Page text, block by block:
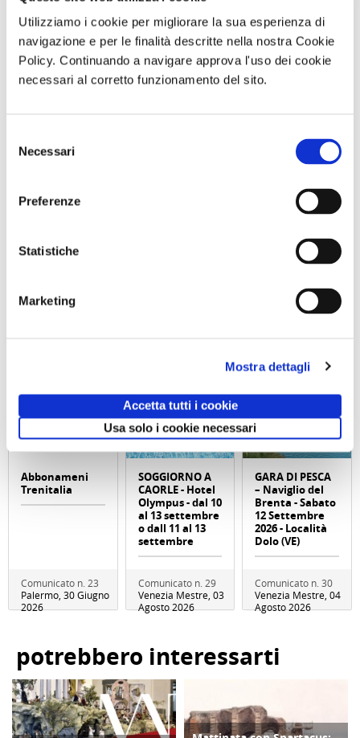
Utilizziamo i cookie per migliorare la sua esperienza di
navigazione e per le finalità descritte nella nostra Cookie
Policy. Continuando a navigare approva l'uso dei cookie
necessari al corretto funzionamento del sito.
delNecessari
Preferenze
Statistiche
Marketing
Mostra dettagli
Accetta tutti i cookie
Usa solo i cookie necessari
normalmente non esposta al pubblico, che potrà essere
ammirata per un anno. Si tratta di una delle tante tappe del
programma di valorizzazione del patrimonio conservato in
questo Museo. La ceramica, che richiede grande perizia
riprendere in presenza dopo la forzata interruzione a causa
di Redazione Cralt Magazine
Abbonameni
Trenitalia
Comunicato n. 23
Palermo, 30 Giugno
2026
SOGGIORNO A
CAORLE - Hotel
Olympus - dal 10
al 13 settembre
o dall 11 al 13
settembre
Comunicato n. 29
Venezia Mestre, 03
Agosto 2026
GARA DI PESCA
– Naviglio del
Brenta - Sabato
12 Settembre
2026 - Località
Dolo (VE)
Comunicato n. 30
Venezia Mestre, 04
Agosto 2026
potrebbero interessarti